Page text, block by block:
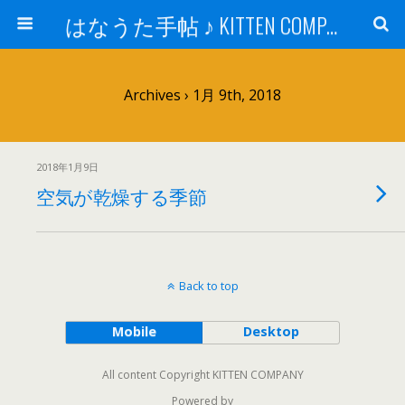
はなうた手帖 ♪ KITTEN COMPANY
Archives › 1月 9th, 2018
2018年1月9日
空気が乾燥する季節
Back to top
Mobile Desktop
All content Copyright KITTEN COMPANY
Powered by